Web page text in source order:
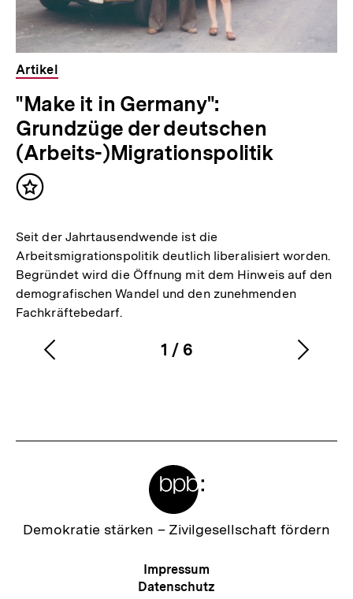
Artikel
"Make it in Germany":
Grundzüge der deutschen
(Arbeits-)Migrationspolitik
Inhalt
Seit der Jahrtausendwende ist die
Arbeitsmigrationspolitik deutlich liberalisiert worden.
Begründet wird die Öffnung mit dem Hinweis auf den
demografischen Wandel und den zunehmenden
Fachkräftebedarf.
Karussellinhalt
1
von
/ 6
Vorherigen
Zur
Demokratie stärken – Zivilgesellschaft fördern
Meta-
Navigation
Impressum
Datenschutz